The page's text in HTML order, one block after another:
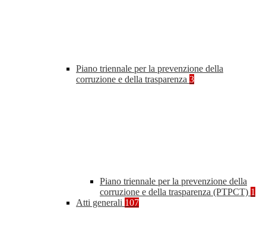
Piano triennale per la prevenzione della
corruzione e della trasparenza 3
Piano triennale per la prevenzione della
corruzione e della trasparenza (PTPCT) 1
Atti generali 107